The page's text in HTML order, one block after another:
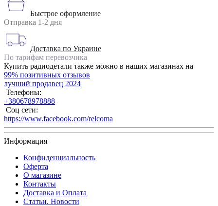
Быстрое оформление
Отправка 1-2 дня
Доставка по Украине
По тарифам перевозчика
Купить радиодетали также можно в наших магазинах на
99% позитивных отзывов
лучший продавец 2024
Телефоны:
+380678978888
Соц сети:
https://www.facebook.com/relcoma
Информация
Конфиденциальность
Оферта
О магазине
Контакты
Доставка и Оплата
Статьи. Новости